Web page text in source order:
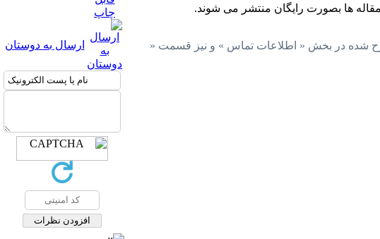
مقاله ها بصورت رایگان منتشر می شوند.
شده در بخش « اطلاعات تماس » و نیز قسمت «
ارسال به دوستان